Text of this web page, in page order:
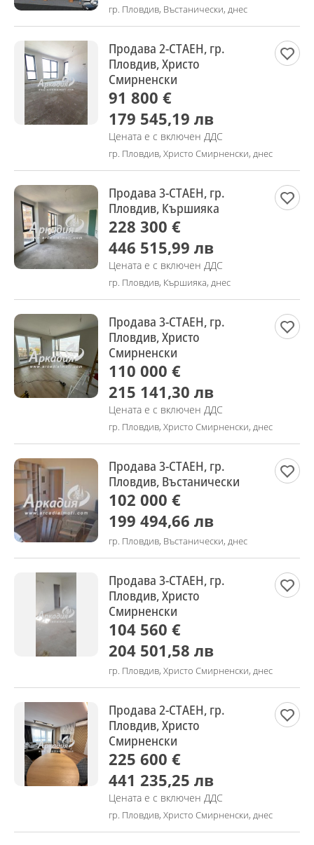
гр. Пловдив, Въстанически, днес
Продава 2-СТАЕН, гр.
Пловдив, Христо
Смирненски
91 800 €
179 545,19 лв
Цената е с включен ДДС
гр. Пловдив, Христо Смирненски, днес
Продава 3-СТАЕН, гр.
Пловдив, Кършияка
228 300 €
446 515,99 лв
Цената е с включен ДДС
гр. Пловдив, Кършияка, днес
Продава 3-СТАЕН, гр.
Пловдив, Христо
Смирненски
110 000 €
215 141,30 лв
Цената е с включен ДДС
гр. Пловдив, Христо Смирненски, днес
Продава 3-СТАЕН, гр.
Пловдив, Въстанически
102 000 €
199 494,66 лв
гр. Пловдив, Въстанически, днес
Продава 3-СТАЕН, гр.
Пловдив, Христо
Смирненски
104 560 €
204 501,58 лв
гр. Пловдив, Христо Смирненски, днес
Продава 2-СТАЕН, гр.
Пловдив, Христо
Смирненски
225 600 €
441 235,25 лв
Цената е с включен ДДС
гр. Пловдив, Христо Смирненски, днес